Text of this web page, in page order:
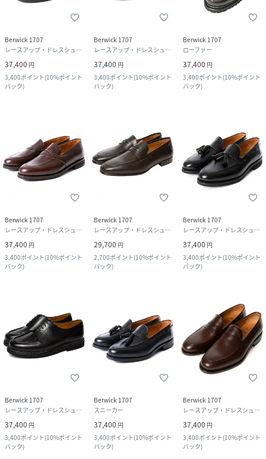
Berwick 1707
レースアップ・ドレスシューズ
37,400 円
3,400ポイント(10%ポイント
バック)
Berwick 1707
レースアップ・ドレスシューズ
37,400 円
3,400ポイント(10%ポイント
バック)
Berwick 1707
ローファー
37,400 円
3,400ポイント(10%ポイント
バック)
Berwick 1707
レースアップ・ドレスシューズ
37,400 円
3,400ポイント(10%ポイント
バック)
Berwick 1707
レースアップ・ドレスシューズ
29,700 円
2,700ポイント(10%ポイント
バック)
Berwick 1707
レースアップ・ドレスシューズ
37,400 円
3,400ポイント(10%ポイント
バック)
Berwick 1707
レースアップ・ドレスシューズ
37,400 円
3,400ポイント(10%ポイント
バック)
Berwick 1707
スニーカー
37,400 円
3,400ポイント(10%ポイント
バック)
Berwick 1707
レースアップ・ドレスシューズ
37,400 円
3,400ポイント(10%ポイント
バック)